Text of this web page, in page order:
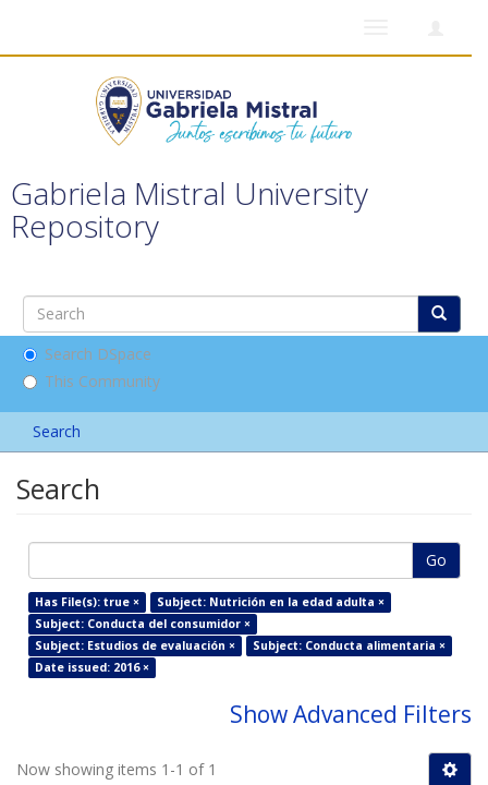
Gabriela Mistral University
Repository
Search DSpace
This Community
Search
Search
Go
Has File(s): true ×
Subject: Nutrición en la edad adulta ×
Subject: Conducta del consumidor ×
Subject: Estudios de evaluación ×
Subject: Conducta alimentaria ×
Date issued: 2016 ×
Show Advanced Filters
Now showing items 1-1 of 1